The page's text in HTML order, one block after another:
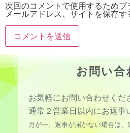
次回のコメントで使用するためブ
メールアドレス、サイトを保存す
お問い合
お気軽にお問い合わせくだ
通常２営業日以内にお返事
万が一、返事が届かない場合は、